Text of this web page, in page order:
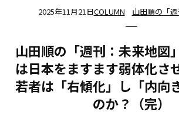
2025年11月21日COLUMN 山田順の「週
山田順の「週刊：未来地
は日本をますます弱体化さ
若者は「右傾化」し「内向
のか？（完）